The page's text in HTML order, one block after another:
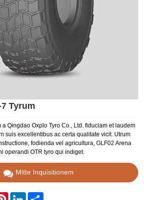
Tyrum
a Qingdao Oxplo Tyro Co., Ltd. fiduciam et laudem
suis excellentibus ac certa qualitate vicit. Utrum
fodienda vel agricultura, GLF02 Arena
operandi OTR tyro qui indiget.
Mitte Inquisitionem
PinterestLinkedIn